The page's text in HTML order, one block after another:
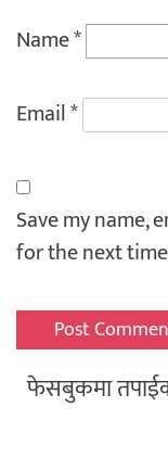
Name*
Email*
Save my name,
for the next
फेसबुकमा